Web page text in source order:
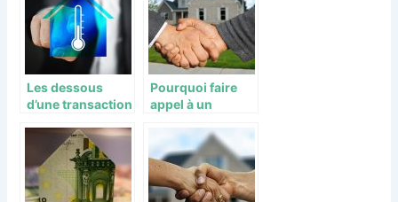
Les dessous
d’une transaction
Pourquoi faire
appel à un
immobilier à
Paris ?